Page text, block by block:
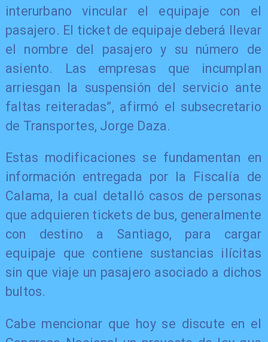
interurbano vincular el equipaje con el
pasajero. El ticket de equipaje deberá llevar
el nombre del pasajero y su número de
asiento. Las empresas que incumplan
arriesgan la suspensión del servicio ante
faltas reiteradas”, afirmó el subsecretario
de Transportes, Jorge Daza.
Estas modificaciones se fundamentan en
información entregada por la Fiscalía de
Calama, la cual detalló casos de personas
que adquieren tickets de bus, generalmente
con destino a Santiago, para cargar
equipaje que contiene sustancias ilícitas
sin que viaje un pasajero asociado a dichos
bultos.​
Cabe mencionar que hoy se discute en el